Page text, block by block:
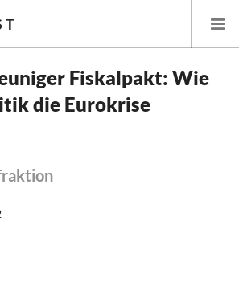
und Finanzpolitik
Fiskalpakt: Wie
die Eurokrise